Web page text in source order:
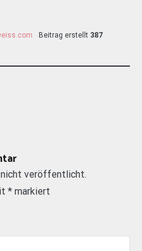
Beitrag erstellt 387
veröffentlicht.
* markiert